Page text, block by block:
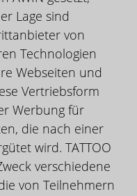
Lage sind
von
Technologien
Webseiten und
Vertriebsform
Werbung für
die nach einer
wird. TATTOO
verschiedene
von Teilnehmern